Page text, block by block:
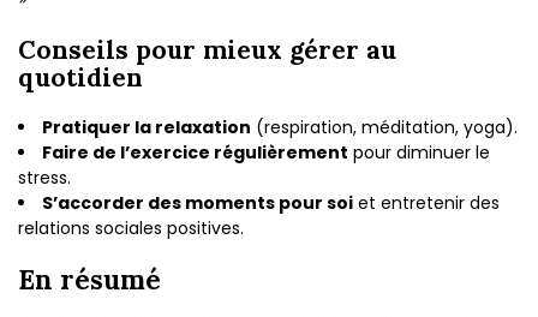
Conseils pour mieux gérer au
quotidien
Pratiquer la relaxation (respiration, méditation, yoga).
Faire de l’exercice régulièrement pour diminuer le
stress.
S’accorder des moments pour soi et entretenir des
relations sociales positives.
En résumé